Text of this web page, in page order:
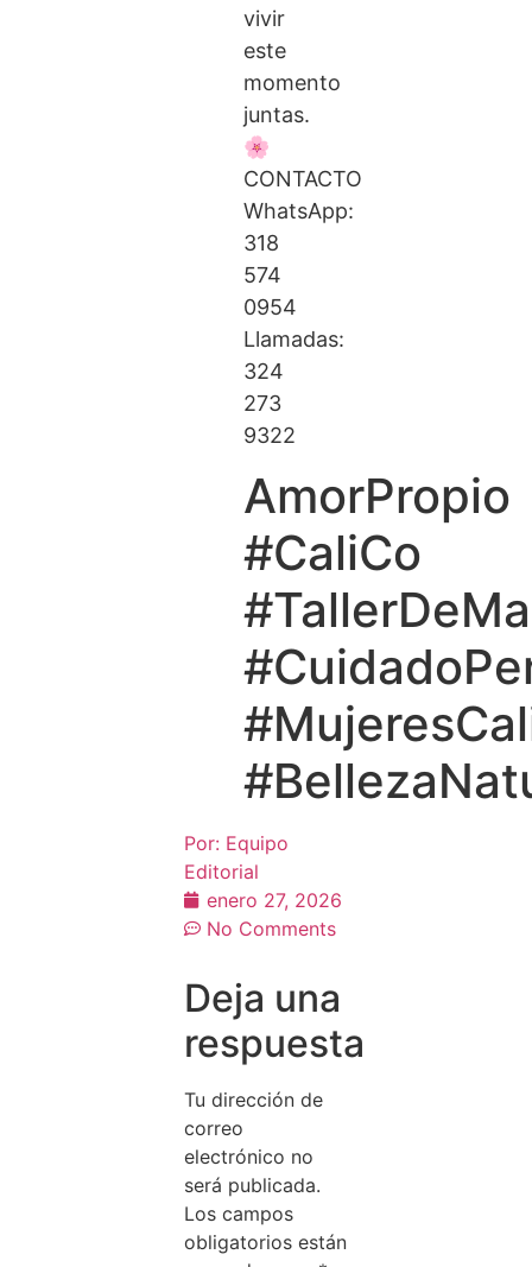
vivir
este
momento
juntas.
🌸
CONTACTO
WhatsApp:
318
574
0954
Llamadas:
324
273
9322
AmorPropio
#CaliCo
Por: Equipo
Editorial
enero 27, 2026
No Comments
Deja una
respuesta
Tu dirección de
correo
electrónico no
será publicada.
Los campos
obligatorios están